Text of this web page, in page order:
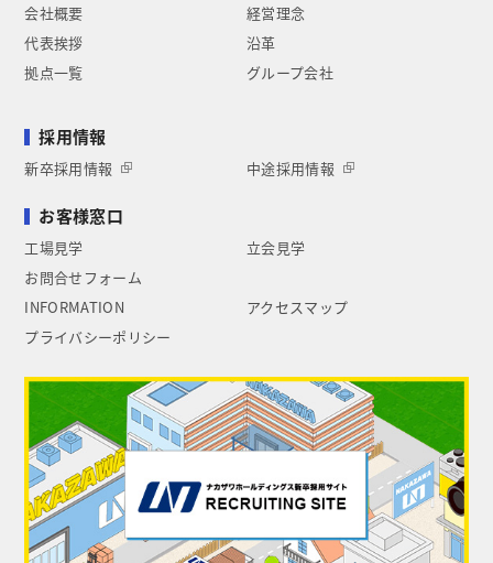
会社概要
経営理念
代表挨拶
沿革
拠点一覧
グループ会社
採用情報
新卒採用情報 中途採用情報
お客様窓口
工場見学
立会見学
お問合せフォーム
INFORMATION
アクセスマップ
プライバシーポリシー